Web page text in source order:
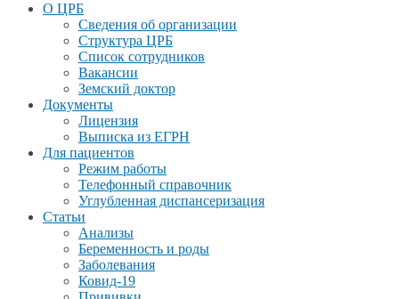
О ЦРБ
Сведения об организации
Структура ЦРБ
Список сотрудников
Вакансии
Земский доктор
Документы
Лицензия
Выписка из ЕГРН
Для пациентов
Режим работы
Телефонный справочник
Углубленная диспансеризация
Статьи
Анализы
Беременность и роды
Заболевания
Ковид-19